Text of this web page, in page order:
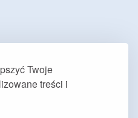
Twoje
treści i